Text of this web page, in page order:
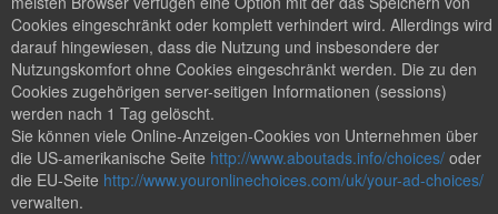
Cookies eingeschränkt oder komplett verhindert wird. Allerdings wird
darauf hingewiesen, dass die Nutzung und insbesondere der
Nutzungskomfort ohne Cookies eingeschränkt werden. Die zu den
Cookies zugehörigen server-seitigen Informationen (sessions)
werden nach 1 Tag gelöscht.
Sie können viele Online-Anzeigen-Cookies von Unternehmen über
die US-amerikanische Seite http://www.aboutads.info/choices/ oder
die EU-Seite http://www.youronlinechoices.com/uk/your-ad-choices/
verwalten.